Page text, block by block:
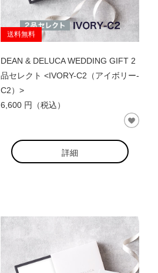
送料無料
DEAN & DELUCA WEDDING GIFT 2
品セレクト <IVORY-C2（アイボリー-
C2）>
6,600 円（税込）
詳細